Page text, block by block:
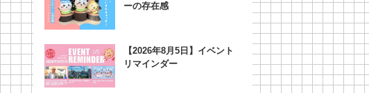
ーの存在感
【2026年8月5日】イベント
リマインダー